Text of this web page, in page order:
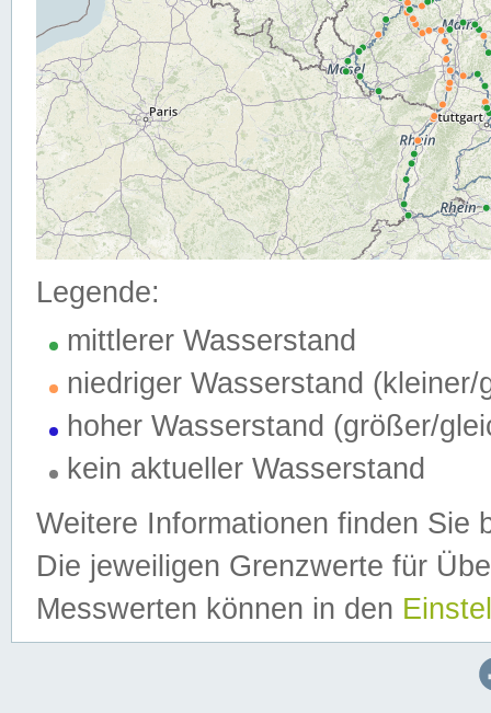
Legende:
mittlerer Wasserstand
niedriger Wasserstand (kleiner/
hoher Wasserstand (größer/
kein aktueller Wasserstand
Weitere Informationen finden Sie
Die jeweiligen Grenzwerte für
Messwerten können in den